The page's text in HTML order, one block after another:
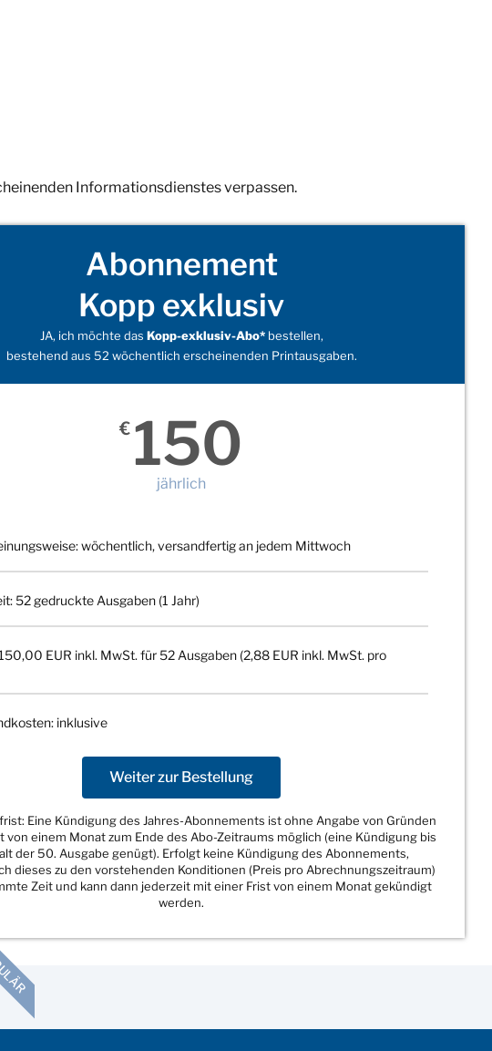
Informationsdienstes verpassen.
Abonnement
Kopp exklusiv
JA, ich möchte das Kopp-exklusiv-Abo*bestellen,
bestehend aus 52 wöchentlich erscheinenden Printausgaben.
€ 150
jährlich
wöchentlich, versandfertig an jedem Mittwoch
52 gedruckte Ausgaben (1 Jahr)
EUR inkl. MwSt. für 52 Ausgaben (2,88 EUR inkl. MwSt. pro
inklusive
Weiter zur Bestellung
Eine Kündigung des Jahres-Abonnements ist ohne Angabe von Gründen
von einem Monat zum Ende des Abo-Zeitraums möglich (eine Kündigung bis
der 50. Ausgabe genügt). Erfolgt keine Kündigung des Abonnements,
dieses zu den vorstehenden Konditionen (Preis pro Abrechnungszeitraum)
Zeit und kann dann jederzeit mit einer Frist von einem Monat gekündigt
werden.